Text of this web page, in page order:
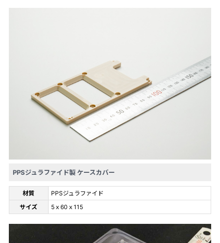
PPSジュラファイド製 ケースカバー
材質
PPSジュラファイド
サイズ
5ｘ60ｘ115